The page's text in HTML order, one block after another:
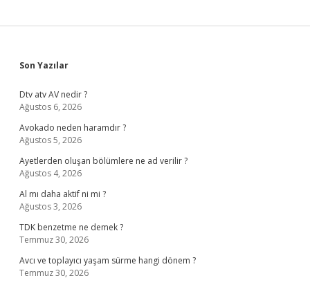
Sidebar
Son Yazılar
Dtv atv AV nedir ?
Ağustos 6, 2026
Avokado neden haramdır ?
Ağustos 5, 2026
Ayetlerden oluşan bölümlere ne ad verilir ?
Ağustos 4, 2026
Al mı daha aktif ni mi ?
Ağustos 3, 2026
TDK benzetme ne demek ?
Temmuz 30, 2026
Avcı ve toplayıcı yaşam sürme hangi dönem ?
Temmuz 30, 2026